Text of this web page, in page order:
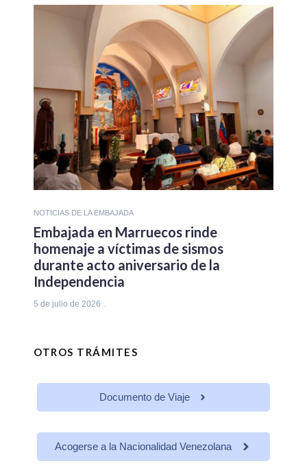
NOTICIAS DE LA EMBAJADA
Embajada en Marruecos rinde
homenaje a víctimas de sismos
durante acto aniversario de la
Independencia
5 de julio de 2026
OTROS TRÁMITES
Documento de Viaje
Acogerse a la Nacionalidad Venezolana